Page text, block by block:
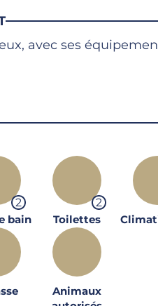
avec ses
2
bain
2
Toilettes
Animaux